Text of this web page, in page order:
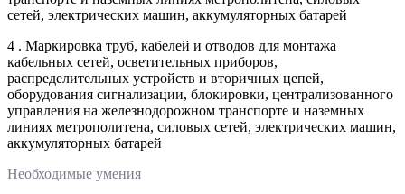
сетей, электрических машин, аккумуляторных батарей
4 . Маркировка труб, кабелей и отводов для монтажа
кабельных сетей, осветительных приборов,
распределительных устройств и вторичных цепей,
оборудования сигнализации, блокировки, централизованного
управления на железнодорожном транспорте и наземных
линиях метрополитена, силовых сетей, электрических машин,
аккумуляторных батарей
Необходимые умения